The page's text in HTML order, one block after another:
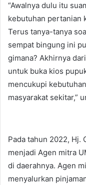
“Awalnya dulu itu
kebutuhan pertanian
Terus tanya-tanya
sempat bingung ini
gimana? Akhirnya
untuk buka kios
mencukupi
masyarakat sekitar,”
Pada tahun 2022, Hj.
menjadi Agen mitra
di daerahnya. Agen
menyalurkan